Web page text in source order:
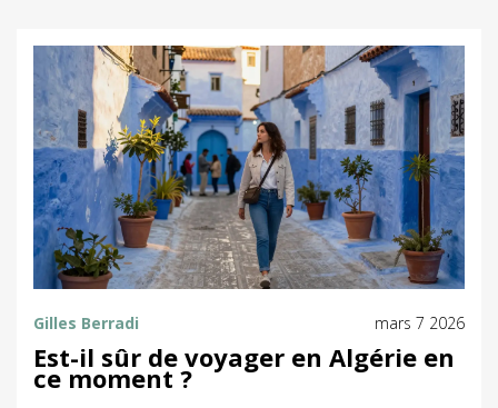
Gilles Berradi mars 7 2026
Est-il sûr de voyager en Algérie en
ce moment ?